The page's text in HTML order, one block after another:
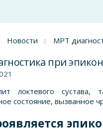
Новости МРТ
при
локтевого
состояние, вызванное